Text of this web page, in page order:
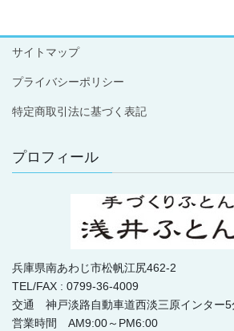
サイトマップ
プライバシーポリシー
特定商取引法に基づく表記
プロフィール
兵庫県南あわじ市松帆江尻462-2
TEL/FAX : 0799-36-4009
交通 神戸淡路自動車道西淡三原インター5
営業時間 AM9:00～PM6:00